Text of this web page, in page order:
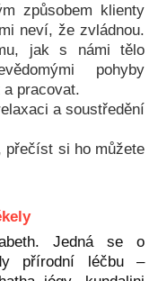
způsobem klienty
neví, že zvládnou.
jak s námi tělo
pohyby
pracovat.
a soustředění
si ho můžete
Jedná se o
přírodní léčbu–